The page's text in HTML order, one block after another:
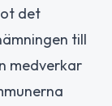
det
till
medverkar